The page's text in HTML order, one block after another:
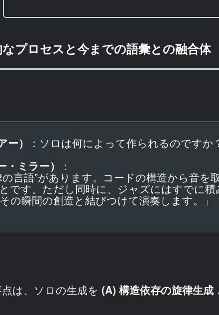
プロセスと今までの語彙との融合体
）
：ソロは何によって作られるのですか
ミラー）
：
の言語”があります。コードの構造から音
です。ただし同時に、ジャズにはすでに
の瞬間の創造と結びつけて演奏します。」
は、ソロの生成を (A) 構造依存の旋律生成